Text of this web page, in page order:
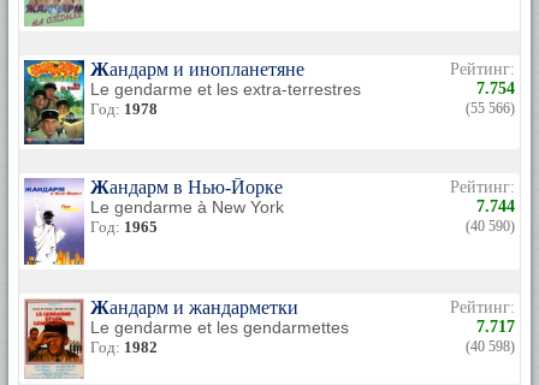
Жандарм и инопланетяне
Le gendarme et les extra-terrestres
Год: 1978
Рейтинг:
7.754
(55 566)
Жандарм в Нью-Йорке
Le gendarme à New York
Год: 1965
Рейтинг:
7.744
(40 590)
Жандарм и жандарметки
Le gendarme et les gendarmettes
Год: 1982
Рейтинг:
7.717
(40 598)